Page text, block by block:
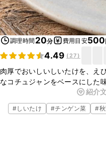
調理時間 20分 費用目安500
4.49 (27)
肉厚でおいしいしいたけを、え
なコチュジャンをベースにした
切ったしいたけの存在感があり
はんの一品にいかがでしょうか
紹介
#しいたけ #チンゲン菜 #